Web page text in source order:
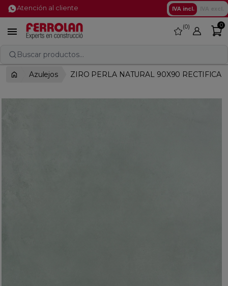
Atención al cliente IVA incl.
 favorite
0 0
Buscar productos...
Azulejos ZIRO PERLA NATURAL 90X90